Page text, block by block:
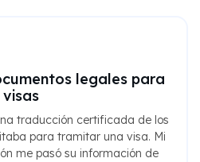
legales para
visas
traducción certificada de los
para tramitar una visa. Mi
me pasó su información de